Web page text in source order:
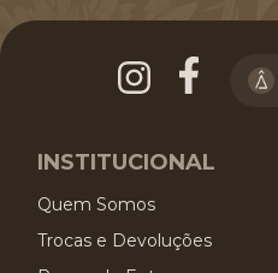
INSTITUCIONAL
Quem Somos
Trocas e Devoluções